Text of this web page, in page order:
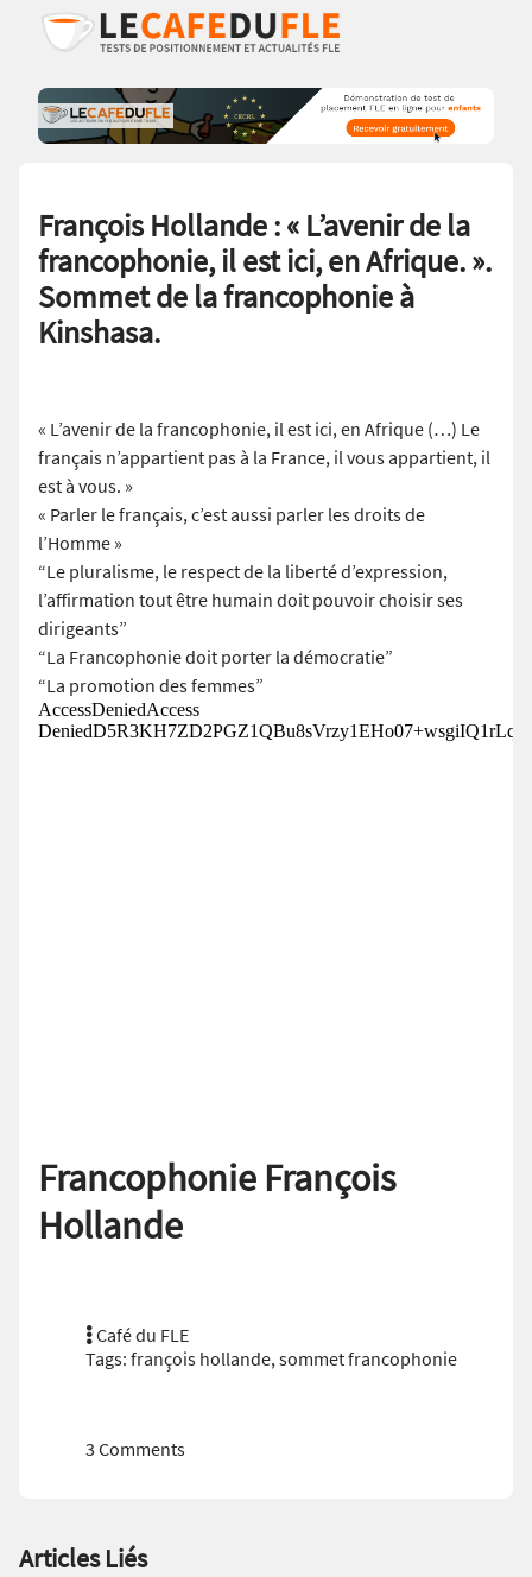
François Hollande : « L’avenir de la
francophonie, il est ici, en Afrique. ».
Sommet de la francophonie à
Kinshasa.
« L’avenir de la francophonie, il est ici, en Afrique (…) Le
français n’appartient pas à la France, il vous appartient, il
est à vous. »
« Parler le français, c’est aussi parler les droits de
l’Homme »
“Le pluralisme, le respect de la liberté d’expression,
l’affirmation tout être humain doit pouvoir choisir ses
dirigeants”
“La Francophonie doit porter la démocratie”
“La promotion des femmes”
Francophonie François
Hollande
Café du FLE
Tags: françois hollande, sommet francophonie
3 Comments
Articles Liés